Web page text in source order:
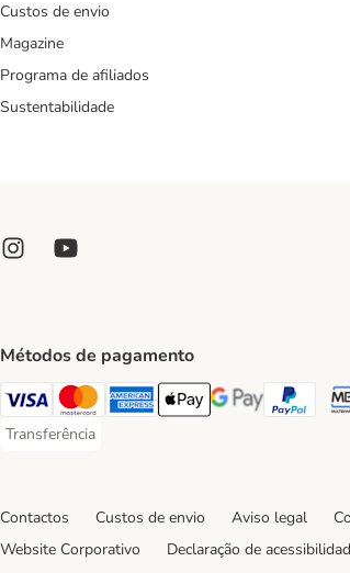
Custos de envio
Magazine
Programa de afiliados
Sustentabilidade
Métodos de pagamento
Visa Payment Method
Mastercard Payment Method
American Express Payment Method
Apple Pay Payment Method
Google PayPayPal
Transferência
Transferência Payment Method
Contactos Custos de envio Aviso legal
Website Corporativo
Declaração de